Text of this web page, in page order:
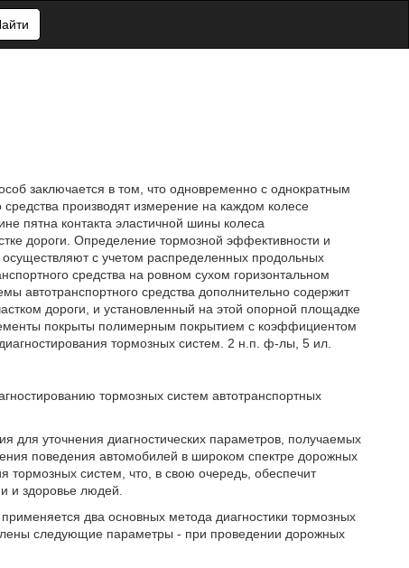
заключается в том, что одновременно с однократным
производят измерение на каждом колесе
пятна контакта эластичной шины колеса
дороги. Определение тормозной эффективности и
осуществляют с учетом распределенных продольных
средства на ровном сухом горизонтальном
автотранспортного средства дополнительно содержит
дороги, и установленный на этой опорной площадке
покрыты полимерным покрытием с коэффициентом
тормозных систем. 2 н.п. ф-лы, 5 ил.
тормозных систем автотранспортных
для уточнения диагностических параметров, получаемых
поведения автомобилей в широком спектре дорожных
тормозных систем, что, в свою очередь, обеспечит
и здоровье людей.
два основных метода диагностики тормозных
следующие параметры - при проведении дорожных